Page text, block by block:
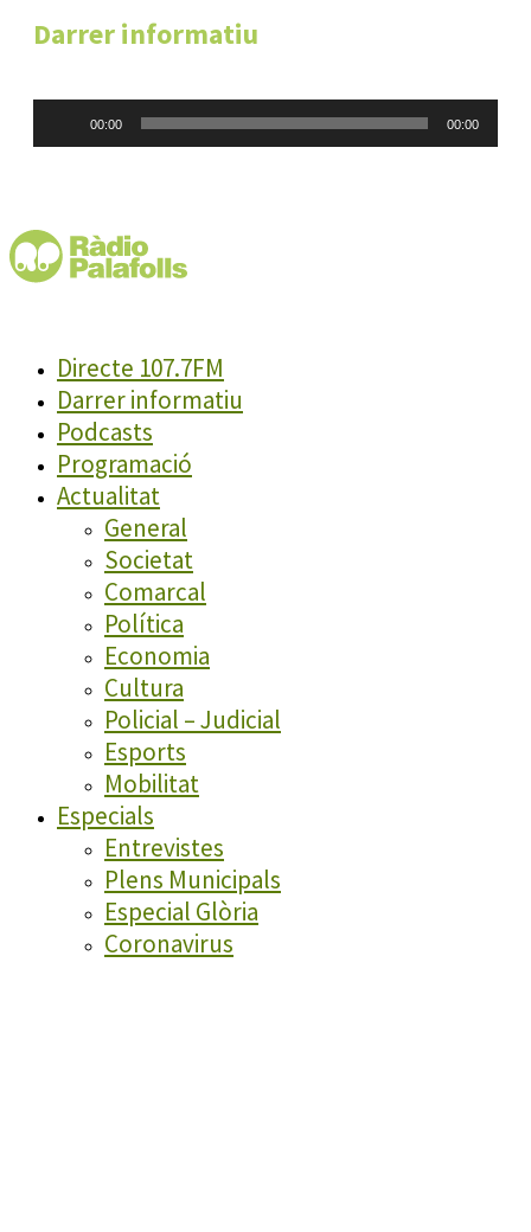
Darrer informatiu
00:00 00:00
Directe 107.7FM
Darrer informatiu
Podcasts
Programació
Actualitat
General
Societat
Comarcal
Política
Economia
Cultura
Policial – Judicial
Esports
Mobilitat
Especials
Entrevistes
Plens Municipals
Especial Glòria
Coronavirus